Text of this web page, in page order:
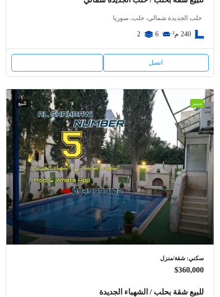
حلب الجديدة شمالي، حلب، سوريا
240 م² 6
2
اتصل
مميز للبيع
سكني: شقة/منزل
$360,000
للبيع شقة بحلب / الشهباء الجديدة